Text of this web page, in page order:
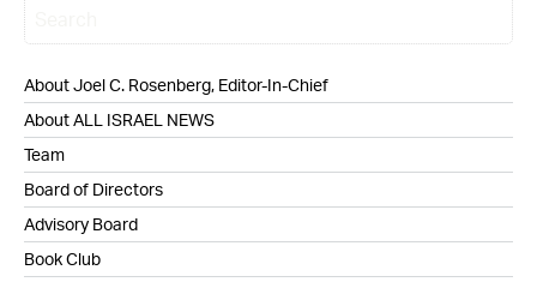
About Joel C. Rosenberg, Editor-In-Chief
About ALL ISRAEL NEWS
Team
Board of Directors
Advisory Board
Book Club